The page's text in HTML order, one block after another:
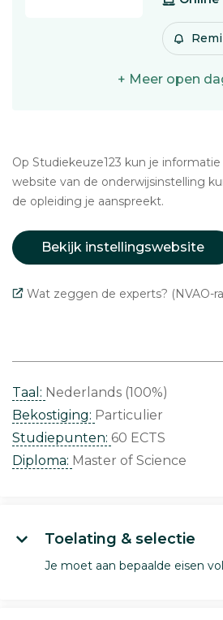
+ Meer open
Op Studiekeuze123 kun je
website van de onderwijsinstelling
de opleiding je aanspreekt.
Bekijk instellingswebsite
Wat zeggen de experts? (NVAO-
Taal: Nederlands (100%)
Bekostiging: Particulier
Studiepunten: 60 ECTS
Diploma: Master of Science
Toelating & selectie
Je moet aan bepaalde eisen